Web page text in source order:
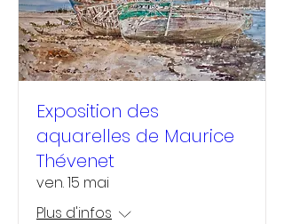
Exposition des
aquarelles de Maurice
Thévenet
ven. 15 mai
Plus d'infos